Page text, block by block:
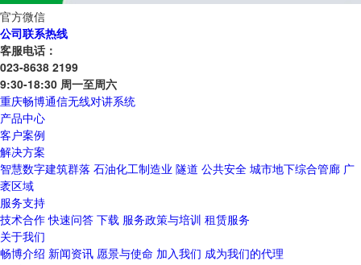
官方微信
公司联系热线
客服电话：
023-8638 2199
9:30-18:30 周一至周六
重庆畅博通信无线对讲系统
产品中心
客户案例
解决方案
智慧数字建筑群落 石油化工制造业 隧道 公共安全 城市地下综合管廊 广
袤区域
服务支持
技术合作 快速问答 下载 服务政策与培训 租赁服务
关于我们
畅博介绍 新闻资讯 愿景与使命 加入我们 成为我们的代理